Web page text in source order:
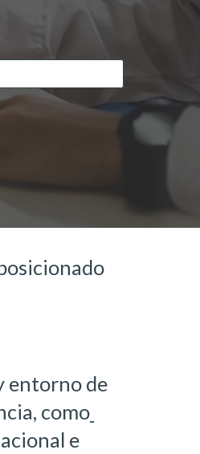
entorno de
como
e